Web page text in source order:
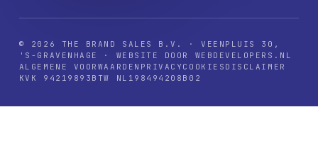
© 2026 THE BRAND SALES B.V. · VEENPLUIS 30,
'S-GRAVENHAGE · WEBSITE DOOR WEBDEVELOPERS.NL
ALGEMENE VOORWAARDEN PRIVACYCOOKIES DISCLAIMER
KVK 94219893 BTW NL198494208B02